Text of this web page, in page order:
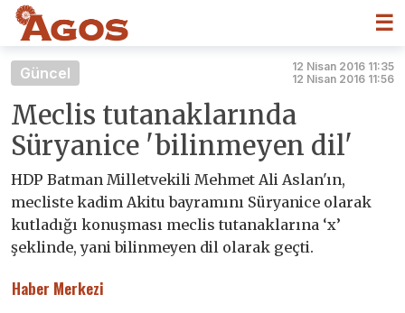
☰
Güncel
12 Nisan 2016 11:35
12 Nisan 2016 11:56
Meclis tutanaklarında
Süryanice 'bilinmeyen dil'
HDP Batman Milletvekili Mehmet Ali Aslan'ın,
mecliste kadim Akitu bayramını Süryanice olarak
kutladığı konuşması meclis tutanaklarına ‘x’
şeklinde, yani bilinmeyen dil olarak geçti.
Haber Merkezi